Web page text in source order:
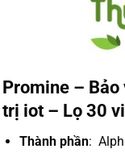
Promine –
trị iot – Lọ 30
Thành phần: